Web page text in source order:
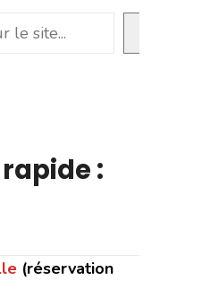
:
(réservation